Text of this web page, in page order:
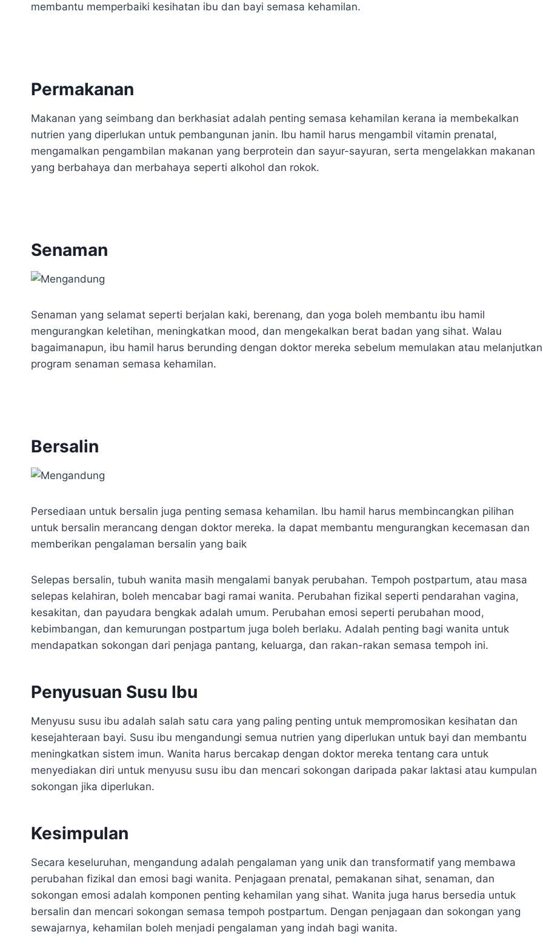
membantu memperbaiki kesihatan ibu dan bayi semasa kehamilan.
Permakanan
Makanan yang seimbang dan berkhasiat adalah penting semasa kehamilan kerana ia membekalkan
nutrien yang diperlukan untuk pembangunan janin. Ibu hamil harus mengambil vitamin prenatal,
mengamalkan pengambilan makanan yang berprotein dan sayur-sayuran, serta mengelakkan makanan
yang berbahaya dan merbahaya seperti alkohol dan rokok.
Senaman
Senaman yang selamat seperti berjalan kaki, berenang, dan yoga boleh membantu ibu hamil
mengurangkan keletihan, meningkatkan mood, dan mengekalkan berat badan yang sihat. Walau
bagaimanapun, ibu hamil harus berunding dengan doktor mereka sebelum memulakan atau melanjutkan
program senaman semasa kehamilan.
Bersalin
Persediaan untuk bersalin juga penting semasa kehamilan. Ibu hamil harus membincangkan pilihan
untuk bersalin merancang dengan doktor mereka. Ia dapat membantu mengurangkan kecemasan dan
memberikan pengalaman bersalin yang baik
Selepas bersalin, tubuh wanita masih mengalami banyak perubahan. Tempoh postpartum, atau masa
selepas kelahiran, boleh mencabar bagi ramai wanita. Perubahan fizikal seperti pendarahan vagina,
kesakitan, dan payudara bengkak adalah umum. Perubahan emosi seperti perubahan mood,
kebimbangan, dan kemurungan postpartum juga boleh berlaku. Adalah penting bagi wanita untuk
mendapatkan sokongan dari penjaga pantang, keluarga, dan rakan-rakan semasa tempoh ini.
Penyusuan Susu Ibu
Menyusu susu ibu adalah salah satu cara yang paling penting untuk mempromosikan kesihatan dan
kesejahteraan bayi. Susu ibu mengandungi semua nutrien yang diperlukan untuk bayi dan membantu
meningkatkan sistem imun. Wanita harus bercakap dengan doktor mereka tentang cara untuk
menyediakan diri untuk menyusu susu ibu dan mencari sokongan daripada pakar laktasi atau kumpulan
sokongan jika diperlukan.
Kesimpulan
Secara keseluruhan, mengandung adalah pengalaman yang unik dan transformatif yang membawa
perubahan fizikal dan emosi bagi wanita. Penjagaan prenatal, pemakanan sihat, senaman, dan
sokongan emosi adalah komponen penting kehamilan yang sihat. Wanita juga harus bersedia untuk
bersalin dan mencari sokongan semasa tempoh postpartum. Dengan penjagaan dan sokongan yang
sewajarnya, kehamilan boleh menjadi pengalaman yang indah bagi wanita.